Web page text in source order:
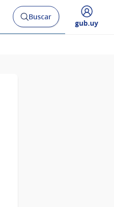
Abrir
buscador
Buscar
Desplegar
gub.uy